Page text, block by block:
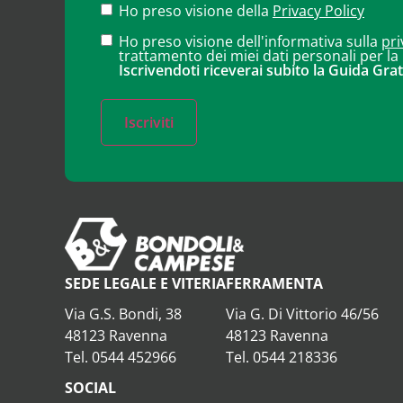
Ho preso visione della Privacy Policy
Ho preso visione dell'informativa sulla
trattamento dei miei dati personali per la
Iscrivendoti riceverai subito la Guida
Iscriviti
SEDE LEGALE E VITERIA
Via G.S. Bondi, 38
48123 Ravenna
Tel. 0544 452966
FERRAMENTA
Via G. Di Vittorio 46/56
48123 Ravenna
Tel. 0544 218336
SOCIAL